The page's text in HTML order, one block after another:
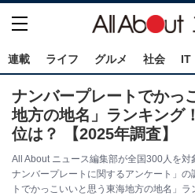
連載 ライフ グルメ 社会 IT
ナンバープレートでかっ
地方の地名」ランキング
位は？ 【2025年調査】
All About ニュース編集部が全国300人を対
ナンバープレートに関するアンケート」
トでかっこいいと思う東海地方の地名」